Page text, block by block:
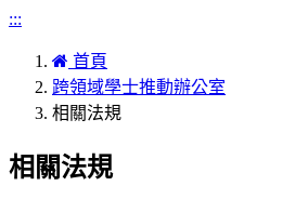
:::
首頁
跨領域學士推動辦公室
相關法規
相關法規